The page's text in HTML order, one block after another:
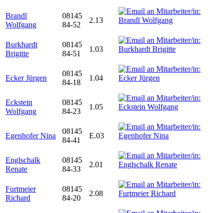
Brandl
Wolfgang
08145
84-52
2.13
Burkhardt
Brigitte
08145
84-51
1.03
Ecker Jürgen
08145
84-18
1.04
Eckstein
Wolfgang
08145
84-23
1.05
Egenhofer Nina
08145
84-41
E.03
Englschalk
Renate
08145
84-33
2.01
Furtmeier
Richard
08145
84-20
2.08